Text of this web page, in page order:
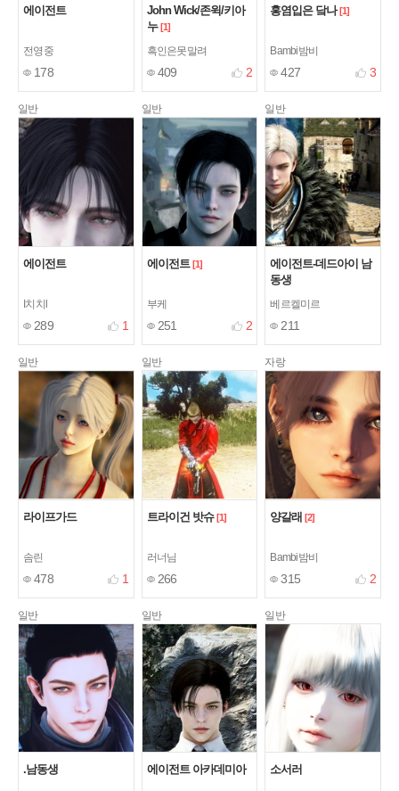
에이전트
전영중
178
John Wick/존윅/키아
누 [1]
흑인은못말려
409 2
홍염입은 닼나 [1]
Bambi밤비
427 3
일반
에이전트
I치치l
289 1
일반
에이전트 [1]
부케
251 2
일반
에이전트-데드아이 남
동생
베르켈미르
211
일반
라이프가드
솜린
478 1
일반
트라이건 밧슈 [1]
러너님
266
자랑
양갈래 [2]
Bambi밤비
315 2
일반
.남동생
일반
에이전트 아카데미아
일반
소서러